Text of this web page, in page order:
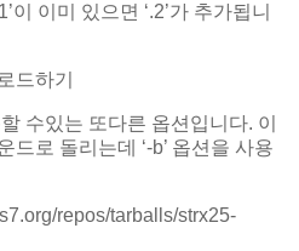
이 이미 있으면 ‘.2’가 추가됩니
드하기
수있는 또다른 옵션입니다. 이
드로 돌리는데 ‘-b’ 옵션을 사용
repos/tarballs/strx25-